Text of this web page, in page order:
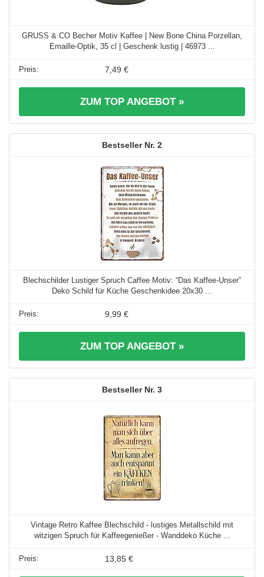
GRUSS & CO Becher Motiv Kaffee | New Bone China Porzellan,
Emaille-Optik, 35 cl | Geschenk lustig | 46973 ...
7,49 €
ZUM TOP ANGEBOT »
2
Blechschilder Lustiger Spruch Caffee Motiv: “Das Kaffee-Unser”
Deko Schild für Küche Geschenkidee 20x30 ...
9,99 €
ZUM TOP ANGEBOT »
3
Vintage Retro Kaffee Blechschild - lustiges Metallschild mit
witzigen Spruch für Kaffeegenießer - Wanddeko Küche ...
13,85 €